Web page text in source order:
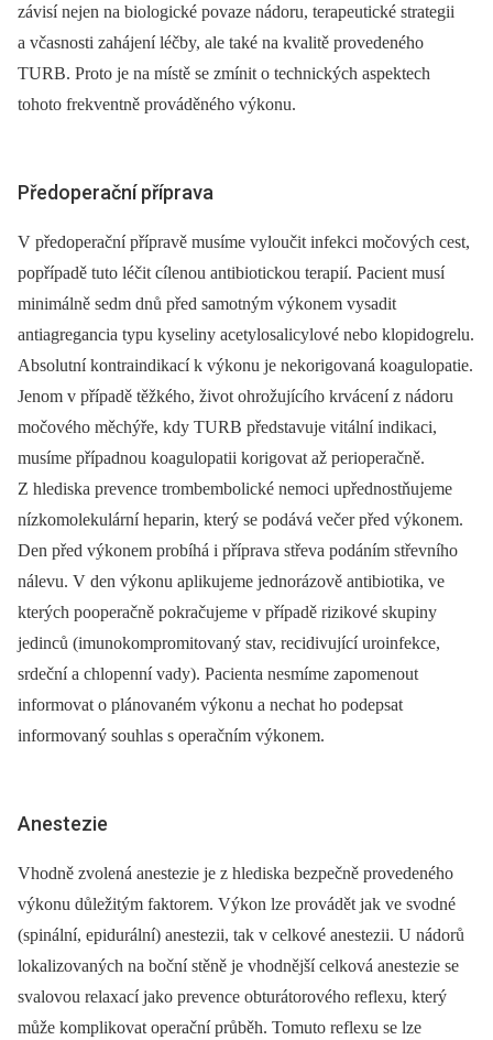
závisí nejen na biologické povaze nádoru, terapeutické strategii
a včasnosti zahájení léčby, ale také na kvalitě provedeného
TURB. Proto je na místě se zmínit o technických aspektech
tohoto frekventně prováděného výkonu.
Předoperační příprava
V předoperační přípravě musíme vyloučit infekci močových cest,
popřípadě tuto léčit cílenou antibiotickou terapií. Pacient musí
minimálně sedm dnů před samotným výkonem vysadit
antiagregancia typu kyse­liny acetylosalicylové nebo klopidogrelu.
Absolutní kontraindikací k výkonu je nekorigovaná koagulopatie.
Jenom v případě těžkého, život ohrožujícího krvácení z ná­doru
močového měchýře, kdy TURB představuje vitální indikaci,
musíme případnou koagulopatii korigovat až perioperačně.
Z hlediska prevence trombembolické nemoci upřednostňujeme
nízkomole­ku­lární heparin, který se podává večer před výkonem.
Den před výkonem probíhá i příprava střeva podáním střevního
ná­levu. V den výkonu aplikujeme jednorázově antibiotika, ve
kterých pooperačně pokračujeme v případě rizikové skupiny
jedinců (imunokompromitovaný stav, reci­di­vující uroinfekce,
srdeční a chlopenní vady). Pacienta nesmíme zapomenout
informovat o plánovaném výkonu a nechat ho podepsat
informovaný souhlas s ope­račním výkonem.
Anestezie
Vhodně zvolená anestezie je z hlediska bezpečně provedeného
výkonu důležitým faktorem. Výkon lze provádět jak ve svodné
(spinální, epidurální) anestezii, tak v celkové anestezii. U nádorů
lokalizovaných na boční stěně je vhodnější celková anestezie se
svalovou relaxací jako prevence obturátorového reflexu, který
může komplikovat operační průběh. Tomuto reflexu se lze